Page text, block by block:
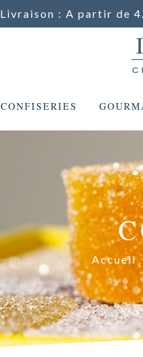
Livraison : A partir de
CONFISERIES
Accueil